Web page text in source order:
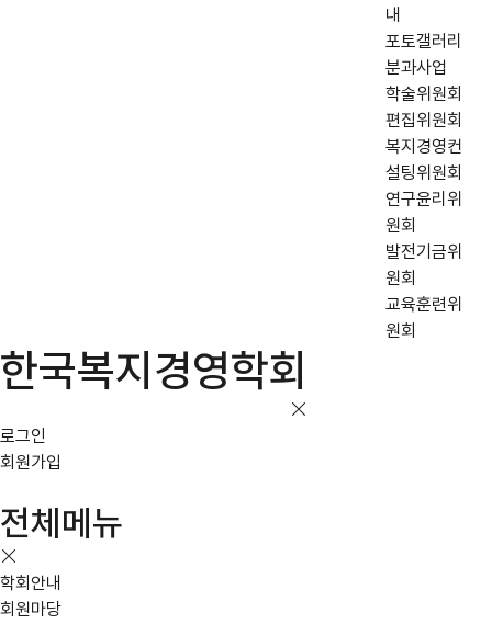
내
포토갤러리
분과사업
학술위원회
편집위원회
복지경영컨
설팅위원회
연구윤리위
원회
발전기금위
원회
교육훈련위
원회
한국복지경영학회
로그인
회원가입
전체메뉴
학회안내
회원마당